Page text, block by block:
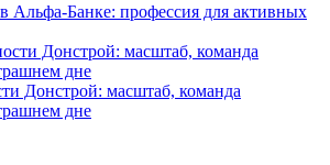
Альфа-Банке: профессия для активных
Донстрой: масштаб, команда
дне